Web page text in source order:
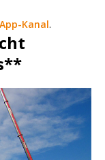
Kanal.